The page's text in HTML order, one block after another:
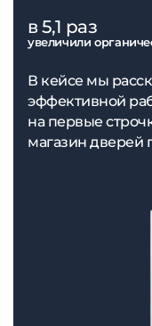
в 5,1 раз
увеличили
В кейсе мы
эффективной
на первые
магазин дверей